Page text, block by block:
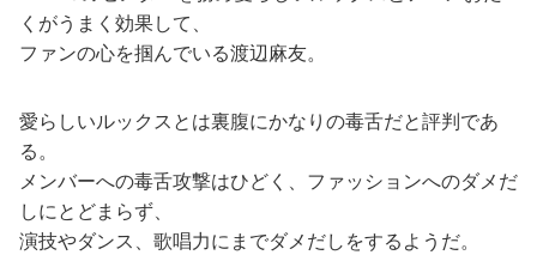
くがうまく効果して、
ファンの心を掴んでいる渡辺麻友。
愛らしいルックスとは裏腹にかなりの毒舌だと評判であ
る。
メンバーへの毒舌攻撃はひどく、ファッションへのダメだ
しにとどまらず、
演技やダンス、歌唱力にまでダメだしをするようだ。